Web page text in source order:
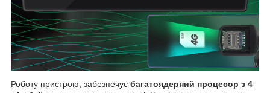
Роботу пристрою, забезпечує багатоядерний процесор з 4